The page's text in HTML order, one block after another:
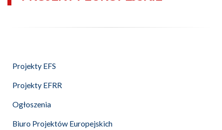
Projekty EFS
Projekty EFRR
Ogłoszenia
Biuro Projektów Europejskich